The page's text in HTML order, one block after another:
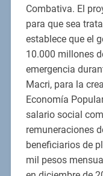
Combativa. El
para que sea
establece que el
10.000 millones
emergencia
Macri, para la
Economía
salario social
remuneraciones
beneficiarios de
mil pesos